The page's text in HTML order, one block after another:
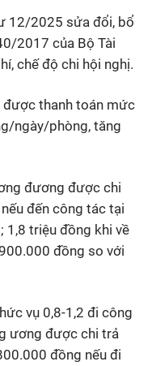
12/2025 sửa đổi, bổ
2017 của Bộ Tài
chế độ chi hội nghị.
được thanh toán mức
ngày/phòng, tăng
đương được chi
đến công tác tại
triệu đồng khi về
đồng so với
vụ 0,8-1,2 đi công
ương được chi trả
đồng nếu đi